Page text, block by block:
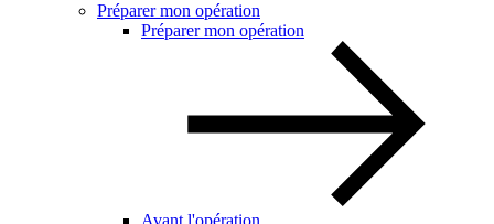
Préparer mon opération
Préparer mon opération